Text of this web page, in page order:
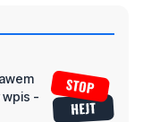
wpis -